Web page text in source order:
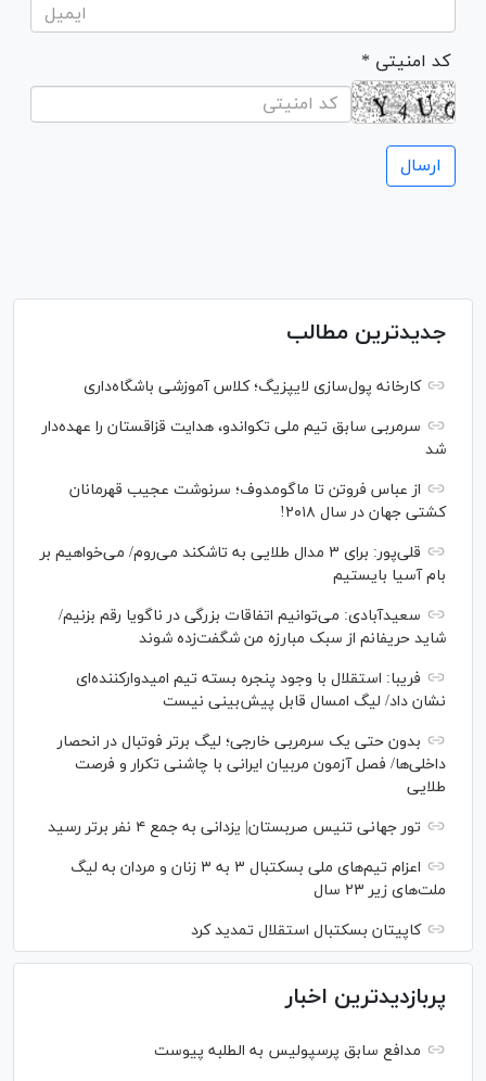
* کد امنیتی
جدیدترین مطالب
کارخانه پول‌سازی لایپزیگ؛ کلاس آموزشی باشگاه‌داری
سرمربی سابق تیم ملی تکواندو، هدایت قزاقستان را عهده‌دار
شد
از عباس فروتن تا ماگومدوف؛ سرنوشت عجیب قهرمانان
کشتی جهان در سال ۲۰۱۸!
قلی‌پور: برای ۳ مدال طلایی به تاشکند می‌روم/ می‌خواهیم بر
بام آسیا بایستیم
سعیدآبادی: می‌توانیم اتفاقات بزرگی در ناگویا رقم بزنیم/
شاید حریفانم از سبک مبارزه من شگفت‌زده شوند
فریبا: استقلال با وجود پنجره بسته تیم امیدوارکننده‌ای
نشان داد/ لیگ امسال قابل پیش‌بینی نیست
بدون حتی یک سرمربی خارجی؛ لیگ برتر فوتبال در انحصار
داخلی‌ها/ فصل آزمون مربیان ایرانی با چاشنی تکرار و فرصت
طلایی
تور جهانی تنیس صربستان| یزدانی به جمع ۴ نفر برتر رسید
اعزام تیم‌های ملی بسکتبال ۳ به ۳ زنان و مردان به لیگ
ملت‌های زیر ۲۳ سال
کاپیتان بسکتبال استقلال تمدید کرد
پربازدیدترین اخبار
مدافع سابق پرسپولیس به الطلبه پیوست